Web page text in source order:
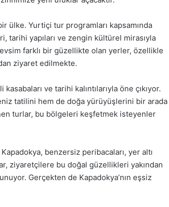
ülke. Yurtiçi tur programları kapsamında
tarihi yapıları ve zengin kültürel mirasıyla
farklı bir güzellikte olan yerler, özellikle
ziyaret edilmekte.
ve tarihi kalıntılarıyla öne çıkıyor.
tatilini hem de doğa yürüyüşlerini bir arada
turlar, bu bölgeleri keşfetmek isteyenler
benzersiz peribacaları, yer altı
ziyaretçilere bu doğal güzellikleri yakından
Gerçekten de Kapadokya’nın eşsiz